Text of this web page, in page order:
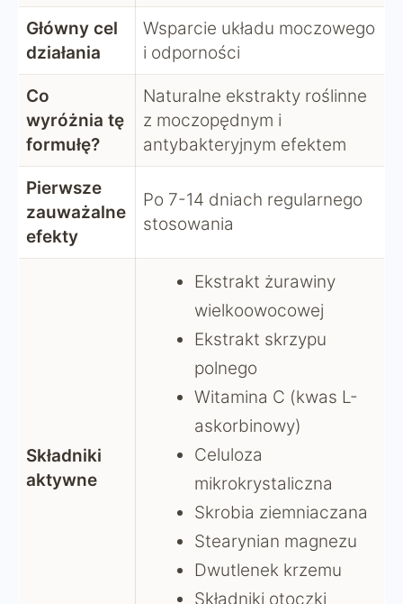
Główny cel
działania
Wsparcie układu moczowego
i odporności
Co
wyróżnia tę
formułę?
Naturalne ekstrakty roślinne
z moczopędnym i
antybakteryjnym efektem
Pierwsze
zauważalne
efekty
Po 7-14 dniach regularnego
stosowania
Składniki
aktywne
Ekstrakt żurawiny
wielkoowocowej
Ekstrakt skrzypu
polnego
Witamina C (kwas L-
askorbinowy)
Celuloza
mikrokrystaliczna
Skrobia ziemniaczana
Stearynian magnezu
Dwutlenek krzemu
Składniki otoczki